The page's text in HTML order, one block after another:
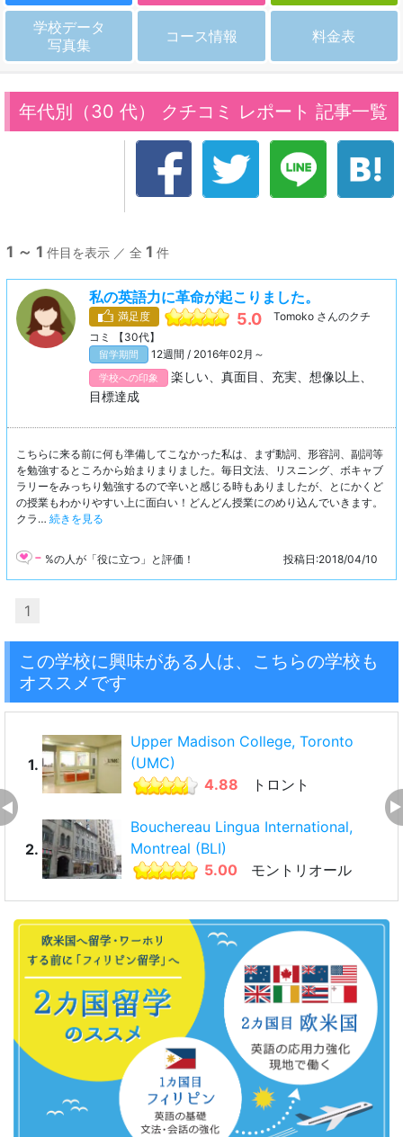
学校データ
写真集
コース情報 料金表
年代別（30 代） クチコミ レポート 記事一覧
1 ～ 1 件目を表示 ／ 全 1 件
私の英語力に革命が起こりました。
満足度 5.0
Tomoko さんのクチ
コミ 【30代】
留学期間 12週間 / 2016年02月～
学校への印象
楽しい、真面目、充実、想像以上、
目標達成
こちらに来る前に何も準備してこなかった私は、まず動詞、形容詞、副詞等
を勉強するところから始まりまりました。毎日文法、リスニング、ボキャブ
ラリーをみっちり勉強するので辛いと感じる時もありましたが、とにかくど
の授業もわかりやすい上に面白い！どんどん授業にのめり込んでいきます。
クラ… 続きを見る
- %の人が「役に立つ」と評価！ 投稿日:2018/04/10
1
この学校に興味がある人は、こちらの学校も
オススメです
1.
Upper Madison College, Toronto
(UMC)
4.88
トロント
2.
Bouchereau Lingua International,
Montreal (BLI)
5.00
モントリオール